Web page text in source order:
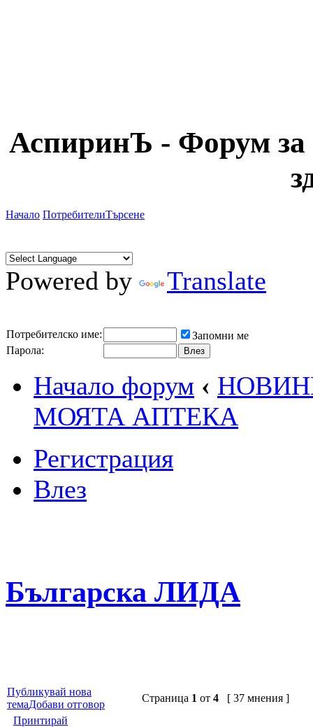
АспиринЪ - Форум за
Начало ПотребителиТърсене
Powered by Translate
Потребителско име:
Запомни ме
Парола:
Начало форум ‹
МОЯТА АПТЕКА
Регистрация
Влез
Българска ЛИДА
Публикувай нова
темаДобави отговор
Страница 1 от 4 [ 37 мнения ]
Принтирай